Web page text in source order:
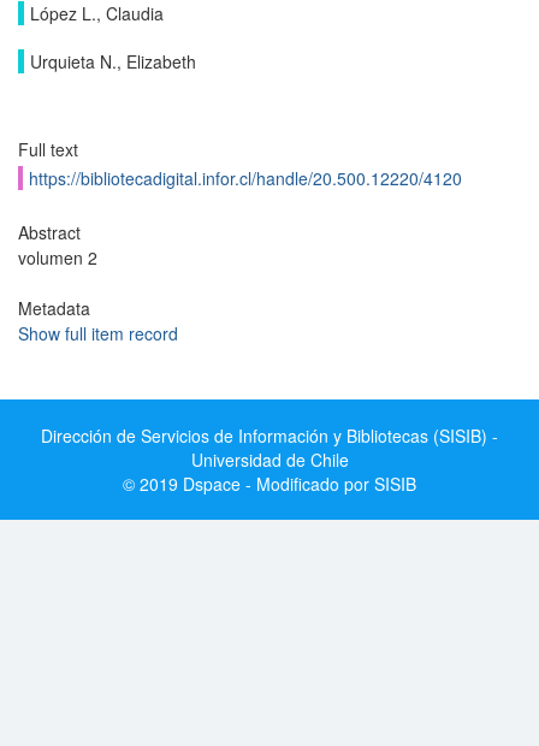
López L., Claudia
Urquieta N., Elizabeth
Full text
https://bibliotecadigital.infor.cl/handle/20.500.12220/4120
Abstract
volumen 2
Metadata
Show full item record
Dirección de Servicios de Información y Bibliotecas (SISIB) -
Universidad de Chile
© 2019 Dspace - Modificado por SISIB